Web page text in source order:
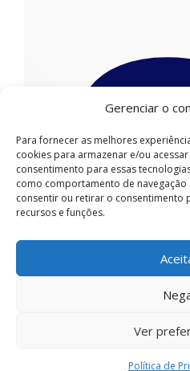
Gerenciar o
Para fornecer as melhores
cookies para armazenar e/ou
consentimento para essas
como comportamento de navegação
consentir ou retirar o consentimento
recursos e funções.
Ver
Política de